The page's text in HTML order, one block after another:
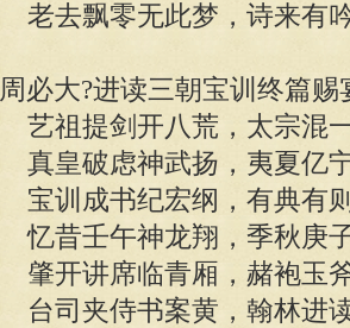
老去飘零无此梦，诗来有
周必大?进读三朝宝训终篇赐
艺祖提剑开八荒，太宗混
真皇破虑神武扬，夷夏亿
宝训成书纪宏纲，有典有
忆昔壬午神龙翔，季秋庚
肇开讲席临青厢，赭袍玉
台司夹侍书案黄，翰林进